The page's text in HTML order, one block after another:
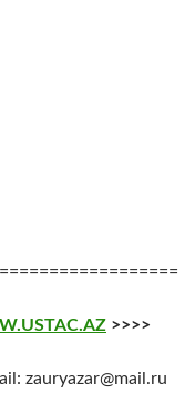
>>>>
zauryazar@mail.ru